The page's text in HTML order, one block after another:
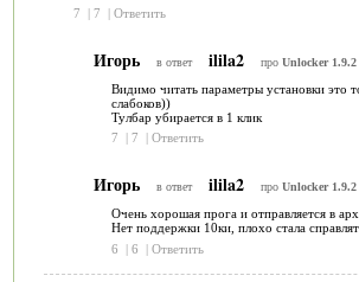
7
| 7 | Ответить
Игорь в ответ ilila2 про Unlocker 1.9.2
Видимо читать параметры установки это
слабоков))
Тулбар убирается в 1 клик
7
| 7 | Ответить
Игорь в ответ ilila2 про Unlocker 1.9.2
Очень хорошая прога и отправляется в
Нет поддержки 10ки, плохо стала
6
| 6 | Ответить